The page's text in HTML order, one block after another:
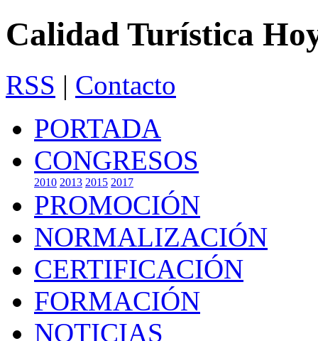
Calidad Turística
RSS | Contacto
PORTADA
CONGRESOS
2010 2013 2015 2017
PROMOCIÓN
NORMALIZACIÓN
CERTIFICACIÓN
FORMACIÓN
NOTICIAS